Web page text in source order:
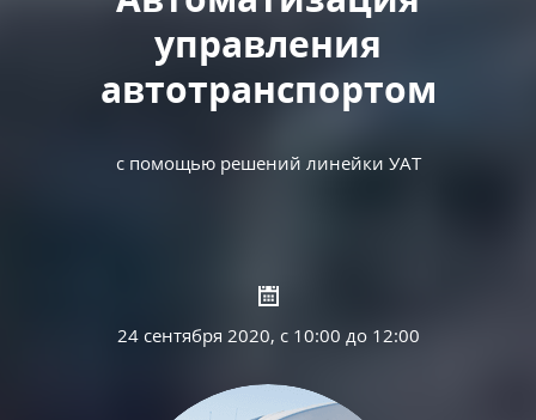
управления
автотранспортом
с помощью решений линейки УАТ
24 сентября 2020, с 10:00 до 12:00